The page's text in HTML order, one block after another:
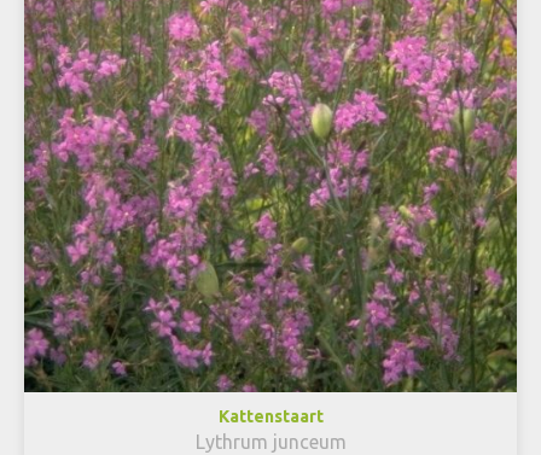
Kattenstaart
Lythrum junceum